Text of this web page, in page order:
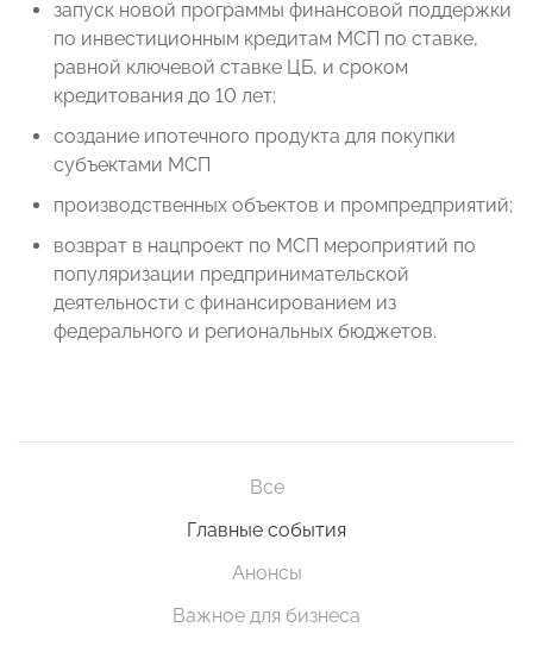
запуск новой программы финансовой поддержки
по инвестиционным кредитам МСП по ставке,
равной ключевой ставке ЦБ, и сроком
кредитования до 10 лет;
создание ипотечного продукта для покупки
субъектами МСП
производственных объектов и промпредприятий;
возврат в нацпроект по МСП мероприятий по
популяризации предпринимательской
деятельности с финансированием из
федерального и региональных бюджетов.
Все
Главные события
Анонсы
Важное для бизнеса